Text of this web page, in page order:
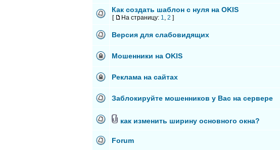
Как создать шаблон с нуля на OKIS
[ На страницу: 1, 2 ]
Версия для слабовидящих
Мошенники на OKIS
Реклама на сайтах
Заблокируйте мошенников у Вас на сервере
как изменить ширину основного окна?
Forum